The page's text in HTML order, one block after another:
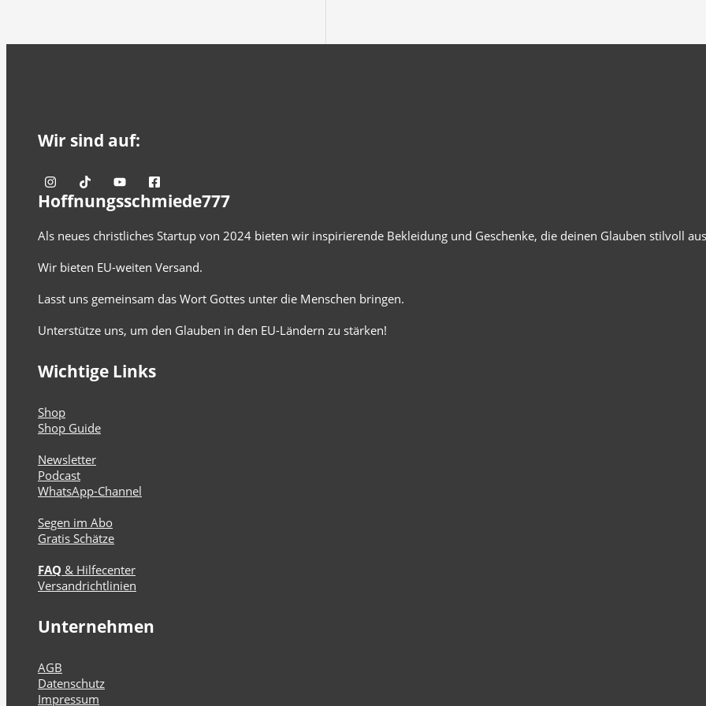
Wir sind auf:
Hoffnungsschmiede777
Als neues christliches Startup von 2024 bieten wir inspirierende Bekleidung und Geschenke, die deinen Glauben stilvoll
Wir bieten EU-weiten Versand.
Lasst uns gemeinsam das Wort Gottes unter die Menschen bringen.
Unterstütze uns, um den Glauben in den EU-Ländern zu stärken!
Wichtige Links
Shop
Shop Guide
Newsletter
Podcast
WhatsApp-Channel
Segen im Abo
Gratis Schätze
FAQ & Hilfecenter
Versandrichtlinien
Unternehmen
AGB
Datenschutz
Impressum